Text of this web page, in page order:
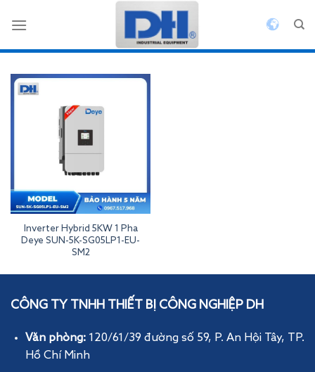
qua
Inverter Hybrid 5KW 1 Pha
Deye SUN-5K-SG05LP1-EU-
SM2
Inverterdeye
CÔNG TY TNHH THIẾT BỊ CÔNG NGHIỆP DH
Văn phòng: 120/61/39 đường số 59, P. An Hội Tây, TP.
Hồ Chí Minh